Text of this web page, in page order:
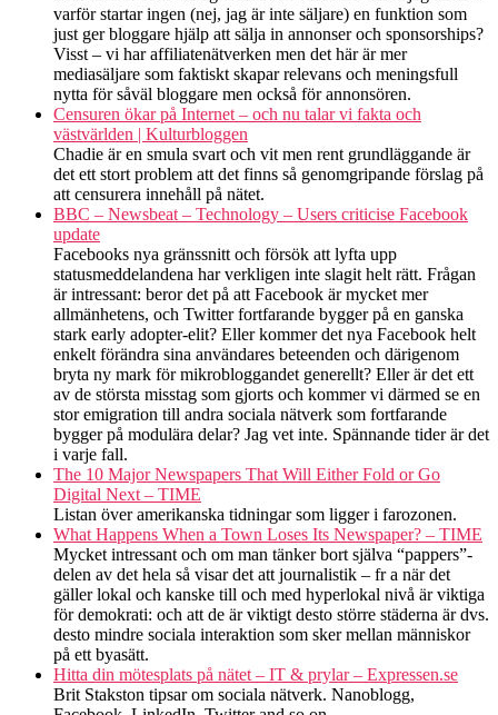
varför startar ingen (nej, jag är inte säljare) en funktion som
just ger bloggare hjälp att sälja in annonser och sponsorships?
Visst – vi har affiliatenätverken men det här är mer
mediasäljare som faktiskt skapar relevans och meningsfull
nytta för såväl bloggare men också för annonsören.
Censuren ökar på Internet – och nu talar vi fakta och
västvärlden | Kulturbloggen
Chadie är en smula svart och vit men rent grundläggande är
det ett stort problem att det finns så genomgripande förslag på
att censurera innehåll på nätet.
BBC – Newsbeat – Technology – Users criticise Facebook
update
Facebooks nya gränssnitt och försök att lyfta upp
statusmeddelandena har verkligen inte slagit helt rätt. Frågan
är intressant: beror det på att Facebook är mycket mer
allmänhetens, och Twitter fortfarande bygger på en ganska
stark early adopter-elit? Eller kommer det nya Facebook helt
enkelt förändra sina användares beteenden och därigenom
bryta ny mark för mikrobloggandet generellt? Eller är det ett
av de största misstag som gjorts och kommer vi därmed se en
stor emigration till andra sociala nätverk som fortfarande
bygger på modulära delar? Jag vet inte. Spännande tider är det
i varje fall.
The 10 Major Newspapers That Will Either Fold or Go
Digital Next – TIME
Listan över amerikanska tidningar som ligger i farozonen.
What Happens When a Town Loses Its Newspaper? – TIME
Mycket intressant och om man tänker bort själva “pappers”-
delen av det hela så visar det att journalistik – fr a när det
gäller lokal och kanske till och med hyperlokal nivå är viktiga
för demokrati: och att de är viktigt desto större städerna är dvs.
desto mindre sociala interaktion som sker mellan människor
på ett byasätt.
Hitta din mötesplats på nätet – IT & prylar – Expressen.se
Brit Stakston tipsar om sociala nätverk. Nanoblogg,